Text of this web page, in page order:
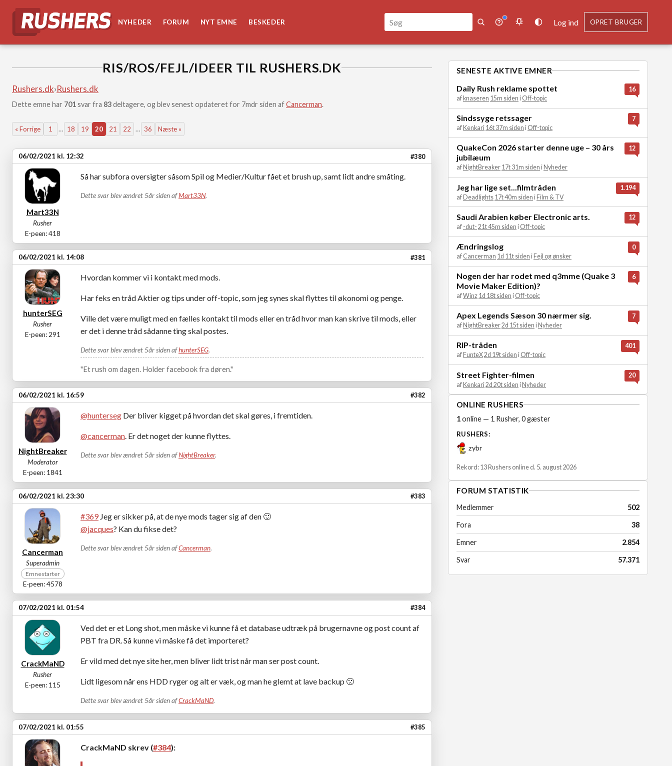
NYHEDER FORUM NYT EMNE BESKEDER Log ind OPRET BRUGER
RIS/ROS/FEJL/IDEER TIL RUSHERS.DK
Rushers.dk›Rushers.dk
Dette emne har 701svar fra 83deltagere, og blev senest opdateret for 7mdr siden afCancerman.
« Forrige 1 … 18 19 20 21 22 … 36 Næste »
06/02/2021 kl. 12:32 #380
Mart33N
Rusher
E-peen: 418
Så har subfora oversigter såsom Spil og Medier/Kultur fået et brush up, samt lidt andre småting.
Dette svar blev ændret 5år siden afMart33N.
06/02/2021 kl. 14:08 #381
hunterSEG
Rusher
E-peen: 291
Hvordan kommer vi i kontakt med mods.
Har feks en tråd Aktier og tips under off-topic, som jeg synes skal flyttes til økonomi og penge.
Ville det være muligt med en fælles kontakt til mods eller en tråd hvor man kan skrive til mods, eller
er det i denne tråd sådanne ting skal postes.
Dette svar blev ændret 5år siden afhunterSEG.
"Et rush om dagen. Holder facebook fra døren."
06/02/2021 kl. 16:59 #382
NightBreaker
Moderator
E-peen: 1841
@hunterseg Der bliver kigget på hvordan det skal gøres, i fremtiden.
@cancerman . Er det noget der kunne flyttes.
Dette svar blev ændret 5år siden afNightBreaker.
06/02/2021 kl. 23:30 #383
Cancerman
Superadmin
Emnestarter
E-peen: 4578
#369 Jeg er sikker på, at de nye mods tager sig af den 🙂
@jacques? Kan du fikse det?
Dette svar blev ændret 5år siden afCancerman.
07/02/2021 kl. 01:54 #384
CrackMaND
Rusher
E-peen: 115
Ved det er et Long shot, men måske vi kunne få et database udtræk på brugernavne og post count af
PBT fra DR. Så kunne vi måske få det importeret?
Er vild med det nye site her, men bliver lidt trist når man ser post count.
Lidt ligesom når ens HDD ryger og alt er væk, og man he glemt at lave backup 🙁
Dette svar blev ændret 5år siden afCrackMaND.
07/02/2021 kl. 01:55 #385
CrackMaND skrev (#384):
SENESTE AKTIVE EMNER
Daily Rush reklame spottet
af knaseren 15m siden i Off-topic
16
Sindssyge retssager
af Kenkari 16t 37m siden i Off-topic
7
QuakeCon 2026 starter denne uge – 30 års
jubilæum
af NightBreaker 17t 31m siden i Nyheder
12
Jeg har lige set...filmtråden
afDeadlights 17t 40m siden iFilm & TV
1.194
Saudi Arabien køber Electronic arts.
af -dut- 21t 45m siden i Off-topic
12
Ændringslog
af Cancerman 1d 11t siden i Fejl og ønsker
0
Nogen der har rodet med q3mme (Quake 3
Movie Maker Edition)?
afWinz 1d 18t siden i Off-topic
6
Apex Legends Sæson 30 nærmer sig.
af NightBreaker2d 15t siden i Nyheder
7
RIP-tråden
af FunteX2d 19t siden i Off-topic
401
Street Fighter-filmen
afKenkari2d 20t siden iNyheder
20
ONLINE RUSHERS
1online — 1 Rusher, 0 gæster
RUSHERS:
zybr
Rekord: 13 Rushers online d. 5. august 2026
FORUM STATISTIK
Medlemmer 502
Fora 38
Emner 2.854
Svar 57.371